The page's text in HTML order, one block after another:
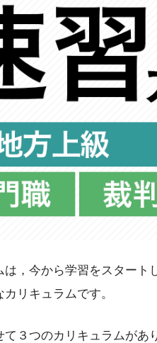
は，今から学習をスタート
リキュラムです。
３つのカリキュラムがあ